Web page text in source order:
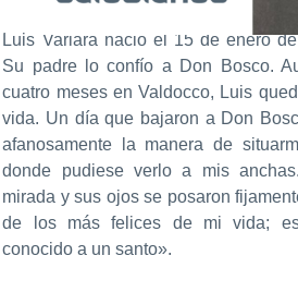
Luis Variara nació el 15 de enero
Su padre lo confío a Don Bosco.
cuatro meses en Valdocco, Luis
vida. Un día que bajaron a Don
afanosamente la manera de
donde pudiese verlo a mis
mirada y sus ojos se posaron
de los más felices de mi vida;
conocido a un santo».